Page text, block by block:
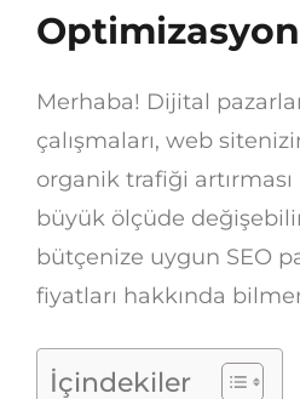
Merhaba! Dijital
çalışmaları, web
organik trafiği
büyük ölçüde
bütçenize uygun SEO
fiyatları hakkında
İçindekiler